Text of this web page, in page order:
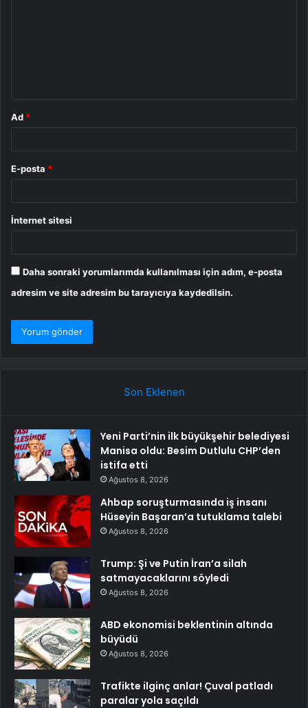
Ad *
E-posta *
İnternet sitesi
Daha sonraki yorumlarımda kullanılması için adım, e-posta
adresim ve site adresim bu tarayıcıya kaydedilsin.
Son Eklenen
Yeni Parti’nin ilk büyükşehir belediyesi
Manisa oldu: Besim Dutlulu CHP’den
istifa etti
Ağustos 8, 2026
Ahbap soruşturmasında iş insanı
Hüseyin Başaran’a tutuklama talebi
Ağustos 8, 2026
Trump: Şi ve Putin İran’a silah
satmayacaklarını söyledi
Ağustos 8, 2026
ABD ekonomisi beklentinin altında
büyüdü
Ağustos 8, 2026
Trafikte ilginç anlar! Çuval patladı
paralar yola saçıldı